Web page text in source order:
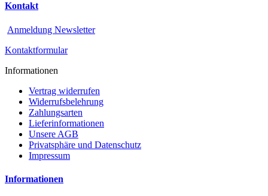
Kontakt
Anmeldung Newsletter
Kontaktformular
Informationen
Vertrag widerrufen
Widerrufsbelehrung
Zahlungsarten
Lieferinformationen
Unsere AGB
Privatsphäre und Datenschutz
Impressum
Informationen